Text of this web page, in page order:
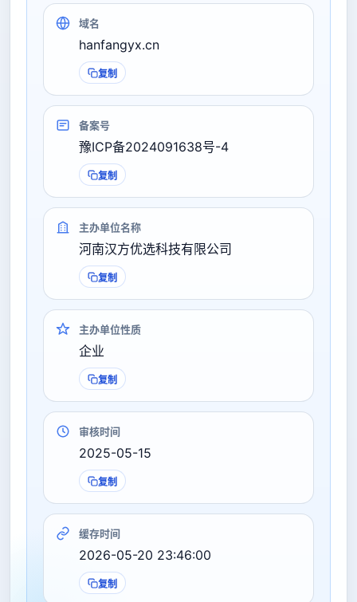
域名
hanfangyx.cn
复制
备案号
豫ICP备2024091638号-4
复制
主办单位名称
河南汉方优选科技有限公司
复制
主办单位性质
企业
复制
审核时间
2025-05-15
复制
缓存时间
2026-05-20 23:46:00
复制